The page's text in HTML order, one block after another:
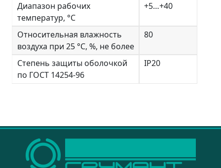
Диапазон рабочих
температур, °С
+5…+40
Относительная влажность
воздуха при 25 °С, %, не более
80
Степень защиты оболочкой
по ГОСТ 14254-96
IP20